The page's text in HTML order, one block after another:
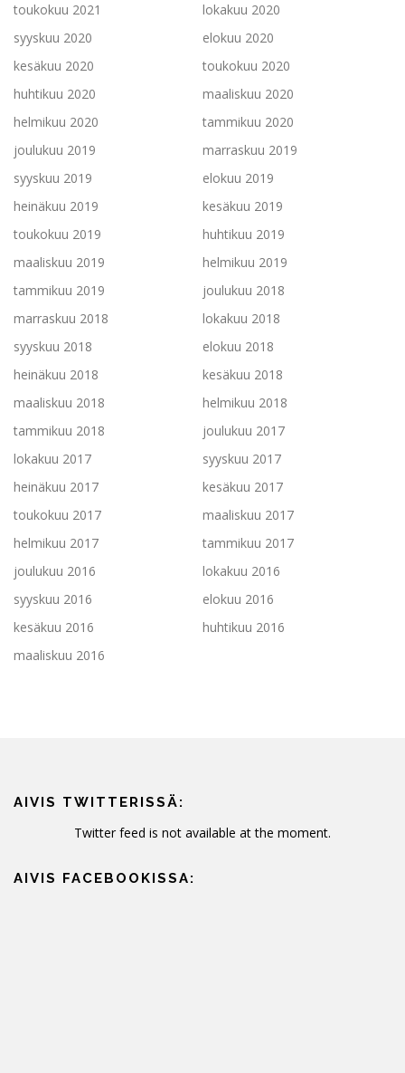
toukokuu 2021
lokakuu 2020
syyskuu 2020
elokuu 2020
kesäkuu 2020
toukokuu 2020
huhtikuu 2020
maaliskuu 2020
helmikuu 2020
tammikuu 2020
joulukuu 2019
marraskuu 2019
syyskuu 2019
elokuu 2019
heinäkuu 2019
kesäkuu 2019
toukokuu 2019
huhtikuu 2019
maaliskuu 2019
helmikuu 2019
tammikuu 2019
joulukuu 2018
marraskuu 2018
lokakuu 2018
syyskuu 2018
elokuu 2018
heinäkuu 2018
kesäkuu 2018
maaliskuu 2018
helmikuu 2018
tammikuu 2018
joulukuu 2017
lokakuu 2017
syyskuu 2017
heinäkuu 2017
kesäkuu 2017
toukokuu 2017
maaliskuu 2017
helmikuu 2017
tammikuu 2017
joulukuu 2016
lokakuu 2016
syyskuu 2016
elokuu 2016
kesäkuu 2016
huhtikuu 2016
maaliskuu 2016
AIVIS TWITTERISSÄ:
Twitter feed is not available at the moment.
AIVIS FACEBOOKISSA: